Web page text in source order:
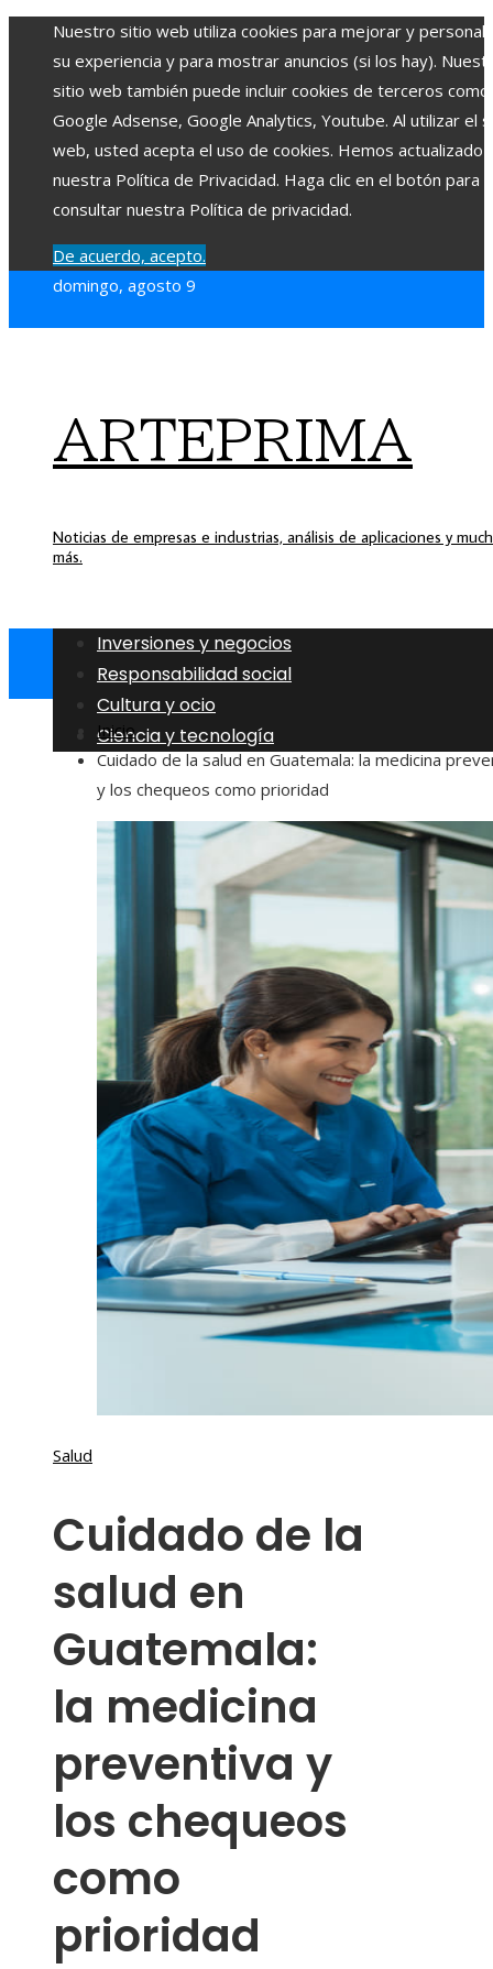
Nuestro sitio web utiliza cookies para mejorar y
su experiencia y para mostrar anuncios (si los hay).
sitio web también puede incluir cookies de terceros como
Google Adsense, Google Analytics, Youtube. Al utilizar el
web, usted acepta el uso de cookies. Hemos actualizado
nuestra Política de Privacidad. Haga clic en el botón para
consultar nuestra Política de privacidad.
De acuerdo, acepto.
domingo, agosto 9
ARTEPRIMA
Noticias de empresas e industrias, análisis de aplicaciones y
más.
Inversiones y negocios
Responsabilidad social
Cultura y ocio
Ciencia y tecnología
Inicio
Cuidado de la salud en Guatemala: la medicina
y los chequeos como prioridad
Salud
Cuidado de la
salud en
Guatemala:
la medicina
preventiva y
los chequeos
como
prioridad